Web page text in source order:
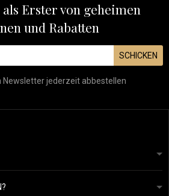
Erster von geheimen
und Rabatten
SCHICKEN
Newsletter jederzeit abbestellen
von 24 Stunden antworten.
geschäftsbedingungen
Geschichte